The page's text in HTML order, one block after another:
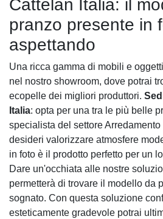
Cattelan Italia: il
pranzo presente in
aspettando
Una ricca gamma di mobili e
nel nostro showroom, dove potrai
ecopelle dei migliori produttori.
Italia: opta per una tra le più belle
specialista del settore
desideri valorizzare atmosfere
in foto è il prodotto perfetto per un
Dare un'occhiata alle nostre
permetterà di trovare il modello da
sognato. Con questa soluzione
esteticamente gradevole potrai